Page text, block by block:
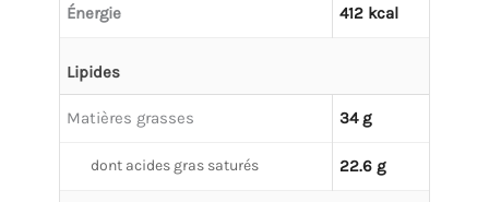
Énergie 412 kcal
Lipides
Matières grasses 34 g
dont acides gras saturés 22.6 g